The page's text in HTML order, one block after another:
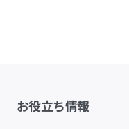
お役立ち情報